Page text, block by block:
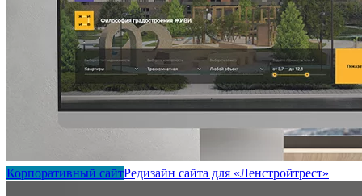
Корпоративный сайтРедизайн сайта для «Ленстройтрест»